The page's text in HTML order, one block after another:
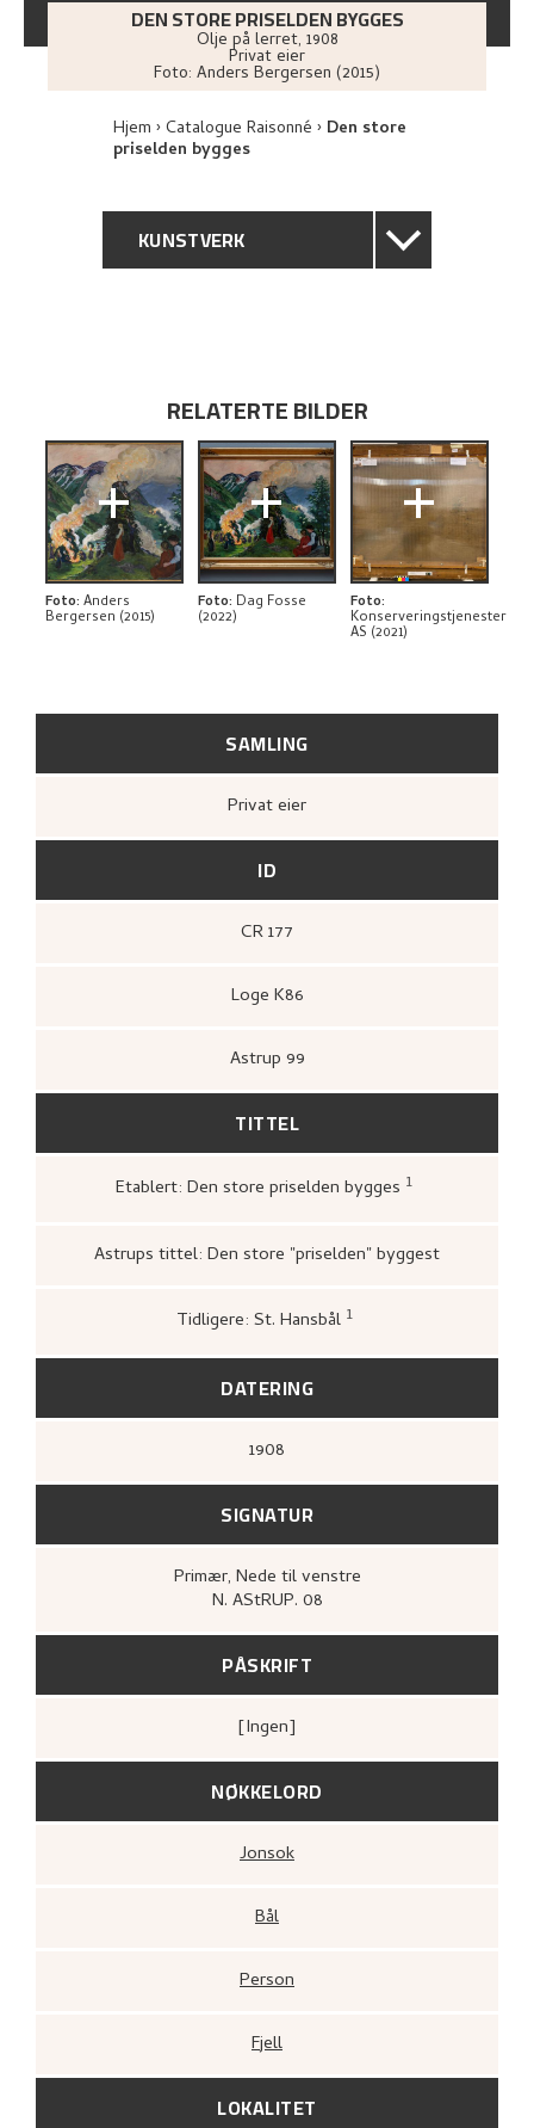
DEN STORE PRISELDEN BYGGES
Olje på lerret, 1908
Privat eier
Foto: Anders Bergersen (2015)
Hjem Catalogue Raisonné Den store
priselden bygges
KUNSTVERK
PROVENIENS
UTSTILLINGSHISTORIE
KUNSTNERENS NOTAT
BIBLIOGRAFI
UTFORSK
SAMLING
Privat eier
ID
CR 177
Loge K86
Astrup 99
TITTEL
Etablert: Den store priselden bygges 1
Kunstnernes Hus, 1955),21.
Astrups tittel: Den store "priselden" byggest
Tidligere: St. Hansbål 1
1880–1928. Mindeutstilling(Bergen: A/S
John Griegs Boktrykkeri, Bergens
kunstforening, 1928),
DATERING
1908
SIGNATUR
Primær, Nede til venstre
N. AStRUP. 08
PÅSKRIFT
[ingen]
RELATERTE BILDER
+
Foto: Anders
Bergersen (2015)
+
Foto: Dag Fosse
(2022)
+
Foto:
Konserveringstjenester
AS (2021)
NØKKELORD
Jonsok
Bål
Person
Fjell
LOKALITET